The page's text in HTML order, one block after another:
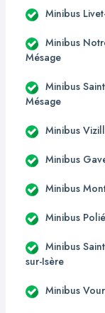
Minibus
Minibus
Mésage
Minibus
Mésage
Minibus
Minibus
Minibus
Minibus
Minibus
sur-Isère
Minibus